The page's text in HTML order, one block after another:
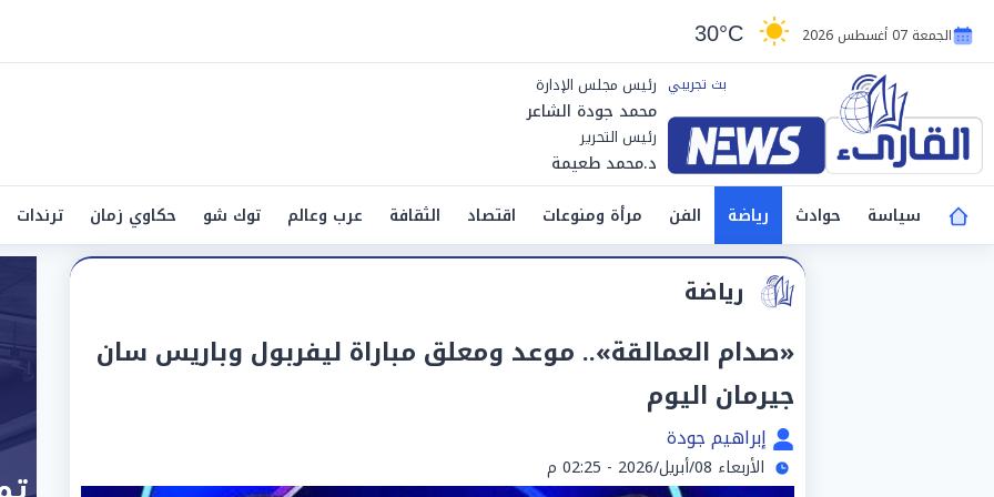
الجمعة 07 أغسطس 2026 30°C
رئيس مجلس الإدارة
محمد جودة الشاعر
رئيس التحرير
د.محمد طعيمة
سياسة
حوادث رياضة الفن مرأة ومنوعات اقتصاد الثقافة عرب وعالم توك شو حكاوي زمان ترندات
رياضة
«صدام العمالقة».. موعد ومعلق مباراة ليفربول وباريس سان
جيرمان اليوم
إبراهيم جودة
الأربعاء 08/أبريل/2026 - 02:25 م